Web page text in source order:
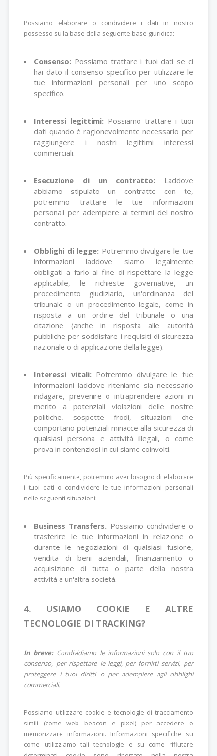
Possiamo elaborare o condividere i dati in nostro
possesso sulla base della seguente base giuridica:
Consenso: Possiamo trattare i tuoi dati se ci
hai dato il consenso specifico per utilizzare le
tue informazioni personali per uno scopo
specifico.
Interessi legittimi: Possiamo trattare i tuoi
dati quando è ragionevolmente necessario per
raggiungere i nostri legittimi interessi
commerciali.
Esecuzione di un contratto: Laddove
abbiamo stipulato un contratto con te,
potremmo trattare le tue informazioni
personali per adempiere ai termini del nostro
contratto.
Obblighi di legge: Potremmo divulgare le tue
informazioni laddove siamo legalmente
obbligati a farlo al fine di rispettare la legge
applicabile, le richieste governative, un
procedimento giudiziario, un'ordinanza del
tribunale o un procedimento legale, come in
risposta a un ordine del tribunale o una
citazione (anche in risposta alle autorità
pubbliche per soddisfare i requisiti di sicurezza
nazionale o di applicazione della legge).
Interessi vitali: Potremmo divulgare le tue
informazioni laddove riteniamo sia necessario
indagare, prevenire o intraprendere azioni in
merito a potenziali violazioni delle nostre
politiche, sospette frodi, situazioni che
comportano potenziali minacce alla sicurezza di
qualsiasi persona e attività illegali, o come
prova in contenziosi in cui siamo coinvolti.
Più specificamente, potremmo aver bisogno di elaborare
i tuoi dati o condividere le tue informazioni personali
nelle seguenti situazioni:
Business Transfers. Possiamo condividere o
trasferire le tue informazioni in relazione o
durante le negoziazioni di qualsiasi fusione,
vendita di beni aziendali, finanziamento o
acquisizione di tutta o parte della nostra
attività a un'altra società.
4. USIAMO COOKIE E ALTRE
TECNOLOGIE DI TRACKING?
In breve:Condividiamo le informazioni solo con il tuo
consenso, per rispettare le leggi, per fornirti servizi, per
proteggere i tuoi diritti o per adempiere agli obblighi
commerciali.
Possiamo utilizzare cookie e tecnologie di tracciamento
simili (come web beacon e pixel) per accedere o
memorizzare informazioni. Informazioni specifiche su
come utilizziamo tali tecnologie e su come rifiutare